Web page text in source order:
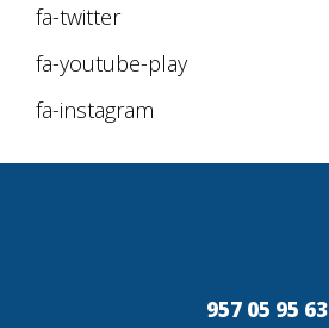
fa-twitter
fa-youtube-play
fa-instagram
957 05 95 63